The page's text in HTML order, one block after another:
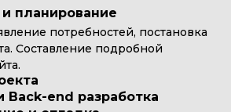
планирование
потребностей, постановка
Составление подробной
Back-end разработка